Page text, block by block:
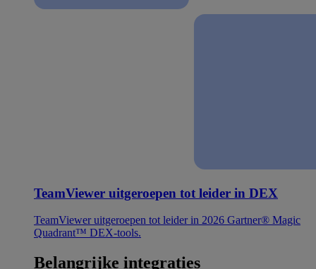
TeamViewer uitgeroepen tot leider in DEX
TeamViewer uitgeroepen tot leider in 2026 Gartner® Magic
Quadrant™ DEX-tools.
Belangrijke integraties